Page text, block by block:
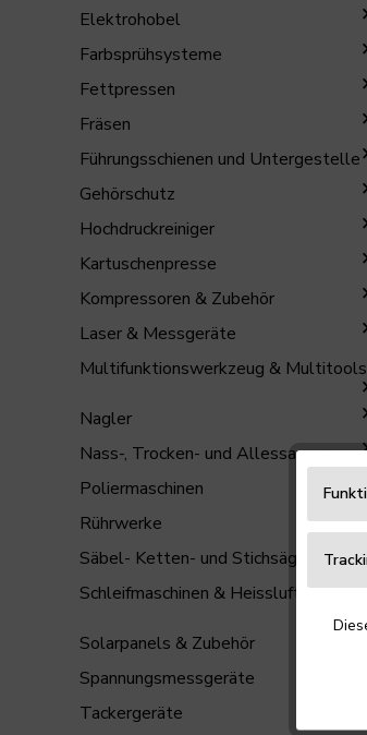
Elektrohobel
Farbsprühsysteme
Fettpressen
Fräsen
Führungsschienen und Untergestelle
Gehörschutz
Hochdruckreiniger
Kartuschenpresse
Kompressoren & Zubehör
Laser & Messgeräte
Multifunktionswerkzeug & Multitools
Nagler
Nass-, Trocken- und Allessauger
Poliermaschinen
Rührwerke
Säbel- Ketten- und Stichsägen
Schleifmaschinen & Heissluftgebläse
Solarpanels & Zubehör
Spannungsmessgeräte
Tackergeräte